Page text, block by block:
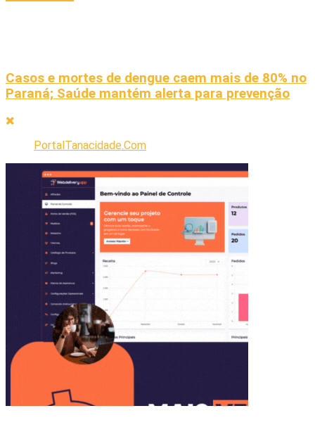
Casos e mortes de dengue caem mais de 80% no
Paraná; Saúde mantém alerta para prevenção
PortalTanacidade.Com